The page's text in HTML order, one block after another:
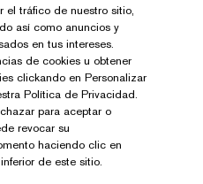
el tráfico de nuestro sitio,
así como anuncios y
en tus intereses.
de cookies u obtener
clickando en Personalizar
Política de Privacidad.
para aceptar o
revocar su
haciendo clic en
de este sitio.